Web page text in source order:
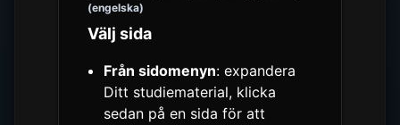
(engelska)
Välj sida
Från sidomenyn: expandera
Ditt studiematerial, klicka
sedan på en sida för att